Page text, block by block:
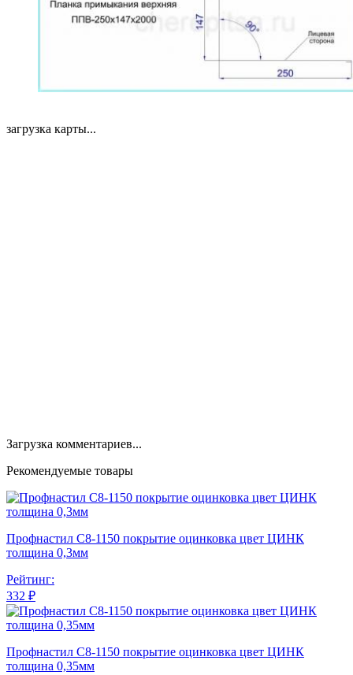
загрузка карты...
Загрузка комментариев...
Рекомендуемые товары
Профнастил С8-1150 покрытие оцинковка цвет ЦИНК
толщина 0,3мм
Рейтинг:
332 ₽
Профнастил С8-1150 покрытие оцинковка цвет ЦИНК
толщина 0,35мм